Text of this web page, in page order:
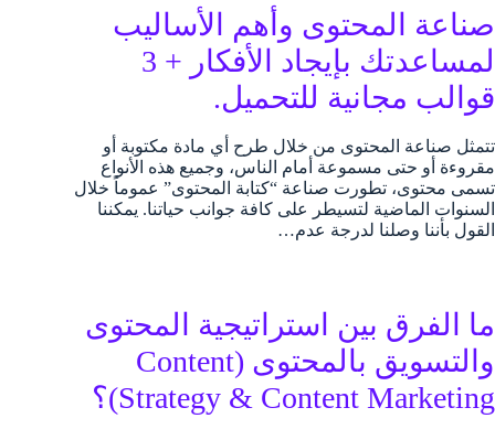
صناعة المحتوى وأهم الأساليب
لمساعدتك بإيجاد الأفكار + 3
قوالب مجانية للتحميل.
تتمثل صناعة المحتوى من خلال طرح أي مادة مكتوبة أو
مقروءة أو حتى مسموعة أمام الناس، وجميع هذه الأنواع
تسمى محتوى، تطورت صناعة “كتابة المحتوى” عموماً خلال
السنوات الماضية لتسيطر على كافة جوانب حياتنا. يمكننا
القول بأننا وصلنا لدرجة عدم…
ما الفرق بين استراتيجية المحتوى
والتسويق بالمحتوى (Content
Strategy & Content Marketing)؟